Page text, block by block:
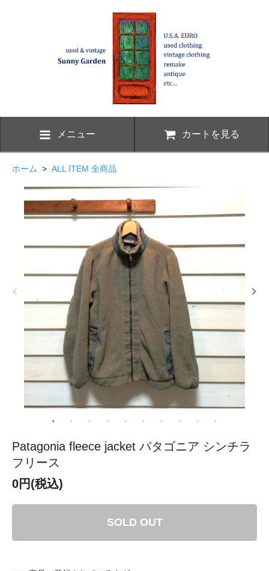
メニュー カートを見る
ホーム > ALL ITEM 全商品
Patagonia fleece jacket パタゴニア シンチラ
フリース
0円(税込)
SOLD OUT